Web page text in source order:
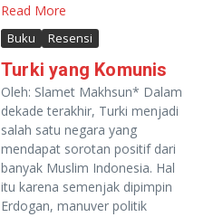
Read More
Buku Resensi
Turki yang Komunis
Oleh: Slamet Makhsun* Dalam
dekade terakhir, Turki menjadi
salah satu negara yang
mendapat sorotan positif dari
banyak Muslim Indonesia. Hal
itu karena semenjak dipimpin
Erdogan, manuver politik